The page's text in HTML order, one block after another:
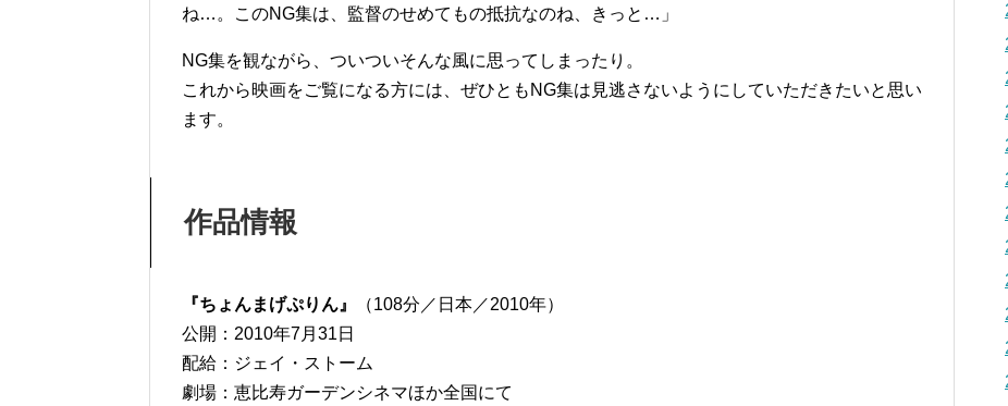
ね…。このNG集は、監督のせめてもの抵抗なのね、きっと…」
NG集を観ながら、ついついそんな風に思ってしまったり。
これから映画をご覧になる方には、ぜひともNG集は見逃さないようにしていただきたいと思い
ます。
作品情報
『ちょんまげぷりん』
（108分／日本／2010年）
公開：2010年7月31日
配給：ジェイ・ストーム
劇場：恵比寿ガーデンシネマほか全国にて